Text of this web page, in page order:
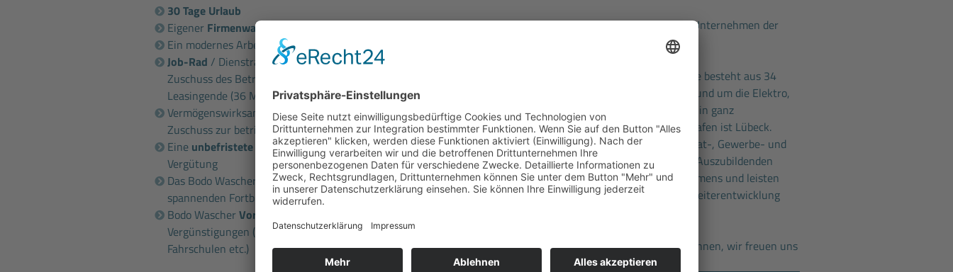
30 Tage Urlaub
Eigener Firmenwagen
Ein modernes Arbeitsumfeld mit erstklassigen Werkzeugen
Job-Rad / Dienstrad / E-Bike-Leasing bis 4.000 € mit
Zuschuss des Betriebs und vergünstigte Kaufoption nach
Leasingende (36 Monate)
Vermögenswirksame Leistung i.H.v. 324 € pro Jahr und
Zuschuss zur betrieblichen Altersvorsorge
Eine unbefristete Vollzeitanstellungund leistungsgerechte
Vergütung
Das Bodo Wascher GruppeSeminarprogrammmit vielen
spannenden Fortbildungen
Bodo Wascher Vorteilskarte
Vergünstigungen (z.B. bei Hagebau, McDonalds, Joy Fitness,
Fahrschulen etc.)
Die Fritsche Elektrotechnik GmbH ist ein Unternehmen der
Die familiengeführte Unternehmensgruppe besteht aus 34
Betrieben. Als Spezialist für alle Themen rund um die Elektro,
Gebäude- und Sicherheitstechnik sind wir in ganz
Norddeutschland bekannt, unser Heimathafen ist Lübeck.
Unsere 1.100 Beschäftigten betreuen Privat-, Gewerbe- und
Industriekunden. Mit insgesamt über 220 Auszubildenden
sichern wir die Zukunft unseres Unternehmens und leisten
gleichzeitig einen wichtigen Beitrag zur Weiterentwicklung
Kommen Sie zu uns und lernen Sie uns kennen, wir freuen uns
auf Sie.